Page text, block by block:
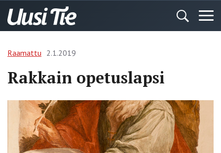
Raamattu 2.1.2019
Rakkain opetuslapsi